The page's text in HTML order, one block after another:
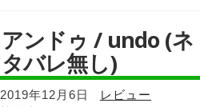
アンドゥ / undo (ネ
タバレ無し)
2019年12月6日
レビュー